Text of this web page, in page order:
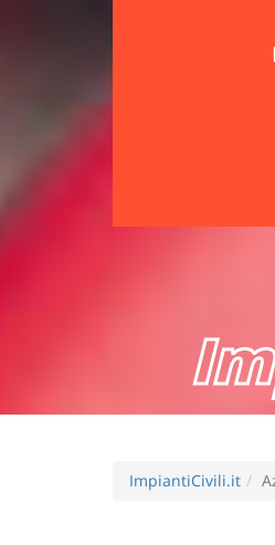
ImpiantiCivili.it